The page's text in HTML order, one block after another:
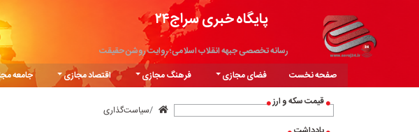
پایگاه خبری سراج۲۴
رسانه تخصصی جبهه انقلاب اسلامی؛ روایت روشن حقیقت
صفحه نخست فضای مجازی فرهنگ مجازی اقتصاد مجازی جامعه
قیمت سکه و ارز
سیاست‌گذاری